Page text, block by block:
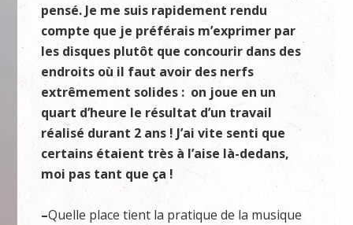
pensé. Je me suis rapidement rendu
compte que je préférais m’exprimer par
les disques plutôt que concourir dans des
endroits où il faut avoir des nerfs
extrêmement solides : on joue en un
quart d’heure le résultat d’un travail
réalisé durant 2 ans ! J’ai vite senti que
certains étaient très à l’aise là-dedans,
moi pas tant que ça !
–Quelle place tient la pratique de la musique